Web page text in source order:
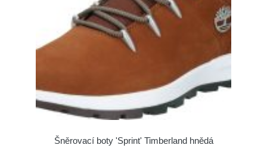
Šněrovací boty 'Sprint' Timberland hnědá